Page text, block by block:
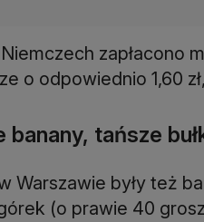
zapłacono
o odpowiednio 1,60 zł,
banany, tańsze
Warszawie były też
(o prawie 40